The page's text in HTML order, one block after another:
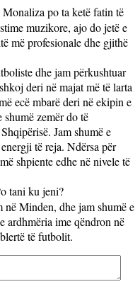
po ta ketë fatin të
muzikore, ajo do jetë e
më profesionale dhe gjithë
dhe jam përkushtuar
deri në majat më të larta
ecë mbarë deri në ekipin e
zemër do të
Jam shumë e
të reja. Ndërsa për
shpiente edhe në nivele të
tani ku jeni?
në Minden, dhe jam shumë e
ardhmëria ime qëndron në
të futbolit.